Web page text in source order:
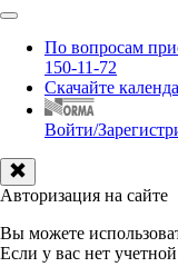
По вопросам
150-11-72
Скачайте
Войти/
Авторизация на сайте
Вы можете
Если у вас нет